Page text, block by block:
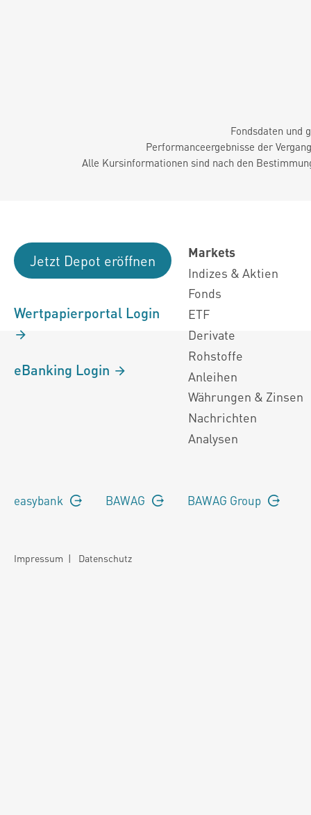
Fondsdaten und
Performanceergebnisse der
Alle Kursinformationen sind nach den
Jetzt Depot eröffnen
Wertpapierportal Login
eBanking Login
Markets
Indizes & Aktien
Fonds
ETF
Derivate
Rohstoffe
Anleihen
Währungen & Zinsen
Nachrichten
Analysen
easybank BAWAG BAWAG Group
Impressum | Datenschutz